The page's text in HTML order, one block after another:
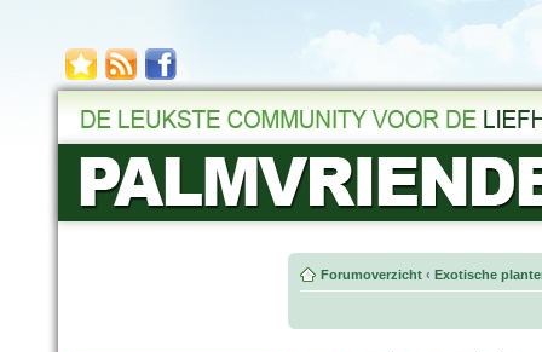
Forumoverzicht ‹ Exotische